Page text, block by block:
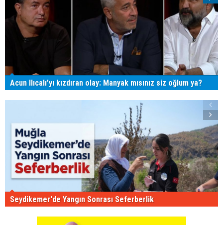
Acun Ilıcalı'yı kızdıran olay: Manyak mısınız siz oğlum ya?
Seydikemer'de Yangın Sonrası Seferberlik